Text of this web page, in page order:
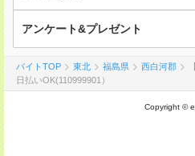
アンケート&プレゼント
バイトTOP 東北 福島県 西白河郡
日払いOK(110999901）
Copyright ©